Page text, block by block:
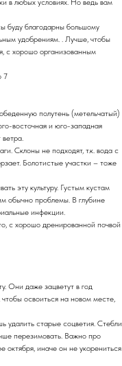
в любых условиях. Но ведь вам
буду благодарны большому
удобрениям. . Лучше, чтобы
с хорошо организованным
7
полутень (метельчатый)
восточная и юго-западная
Склоны не подходят, т.к. вода с
Болотистые участки – тоже
эту культуру. Густым кустам
обычно проблемы. В глубине
инфекции.
с хорошо дренированной почвой
Они даже зацветут в год
освоиться на новом месте,
старые соцветия. Стебли
перезимовать. Важно про
октября, иначе он не укорениться